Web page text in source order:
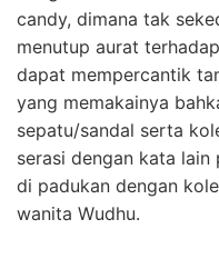
candy, dimana tak
menutup aurat
dapat mempercantik
yang memakainya
sepatu/sandal serta
serasi dengan kata lain
di padukan dengan
wanita Wudhu.